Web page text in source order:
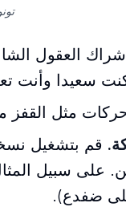
العقول
كنت سعيدا وأنت
مثل القفز
على سبيل
ضفدع).